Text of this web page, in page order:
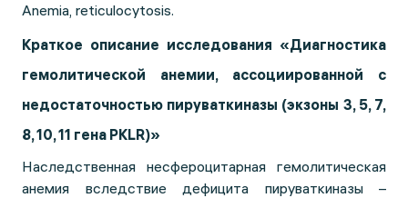
Anemia, reticulocytosis.
Краткое описание исследования «Диагностика
гемолитической анемии, ассоциированной с
недостаточностью пируваткиназы (экзоны 3, 5, 7,
8, 10, 11 гена PKLR)»
Наследственная несфероцитарная гемолитическая
анемия вследствие дефицита пируваткиназы –